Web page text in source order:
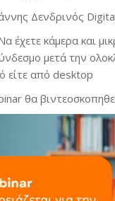
Δενδρινός
έχετε κάμερα και
μετά την
είτε από desktop
θα